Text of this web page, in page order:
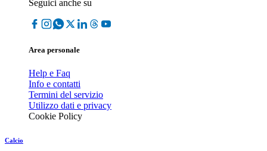
Seguici anche su
Area personale
Help e Faq
Info e contatti
Termini del servizio
Utilizzo dati e privacy
Cookie Policy
Calcio